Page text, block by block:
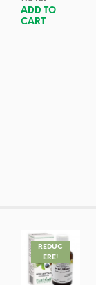
ADD TO
CART
REDUC
ERE!